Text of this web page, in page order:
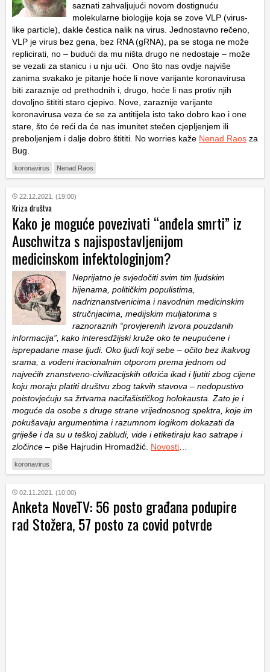
saznati zahvaljujući novom dostignuću
molekularne biologije koja se zove VLP (virus-
like particle), dakle čestica nalik na virus. Jednostavno rečeno,
VLP je virus bez gena, bez RNA (gRNA), pa se stoga ne može
replicirati, no – budući da mu ništa drugo ne nedostaje – može
se vezati za stanicu i u nju ući. Ono što nas ovdje najviše
zanima svakako je pitanje hoće li nove varijante koronavirusa
biti zaraznije od prethodnih i, drugo, hoće li nas protiv njih
dovoljno štititi staro cjepivo. Nove, zaraznije varijante
koronavirusa veza će se za antitijela isto tako dobro kao i one
stare, što će reći da će nas imunitet stečen cjepljenjem ili
preboljenjem i dalje dobro štititi. No worries kaže Nenad Raos za
Bug.
koronavirus Nenad Raos
22.12.2021. (19:00)
Kriza društva
Kako je moguće povezivati “anđela smrti” iz
Auschwitza s najispostavljenijom
medicinskom infektologinjom?
Neprijatno je svjedočiti svim tim ljudskim
hijenama, političkim populistima,
nadriznanstvenicima i navodnim medicinskim
stručnjacima, medijskim muljatorima s
raznoraznih “provjerenih izvora pouzdanih
informacija”, kako interesdžijski kruže oko te neupućene i
isprepadane mase ljudi. Oko ljudi koji sebe – očito bez ikakvog
srama, a vođeni iracionalnim otporom prema jednom od
najvećih znanstveno-civilizacijskih otkrića ikad i ljutiti zbog cijene
koju moraju platiti društvu zbog takvih stavova – nedopustivo
poistovjećuju sa žrtvama nacifašističkog holokausta. Zato je i
moguće da osobe s druge strane vrijednosnog spektra, koje im
pokušavaju argumentima i razumnom logikom dokazati da
griješe i da su u teškoj zabludi, vide i etiketiraju kao satrape i
zločince – piše Hajrudin Hromadžić. Novosti…
koronavirus
02.11.2021. (10:00)
Anketa NoveTV: 56 posto građana podupire
rad Stožera, 57 posto za covid potvrde